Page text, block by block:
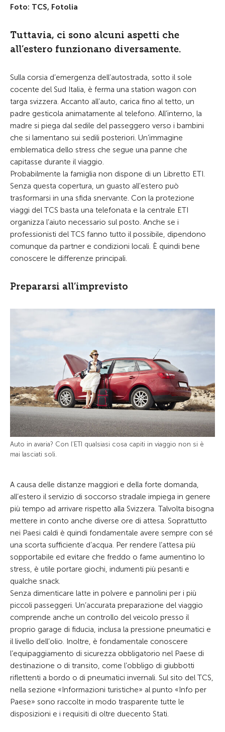
Foto: TCS, Fotolia
Tuttavia, ci sono alcuni aspetti che
all’estero funzionano diversamente.
Sulla corsia d’emergenza dell’autostrada, sotto il sole
cocente del Sud Italia, è ferma una station wagon con
targa svizzera. Accanto all’auto, carica fino al tetto, un
padre gesticola animatamente al telefono. All’interno, la
madre si piega dal sedile del passeggero verso i bambini
che si lamentano sui sedili posteriori. Un’immagine
emblematica dello stress che segue una panne che
capitasse durante il viaggio.
Probabilmente la famiglia non dispone di un Libretto ETI.
Senza questa copertura, un guasto all’estero può
trasformarsi in una sfida snervante. Con la protezione
viaggi del TCS basta una telefonata e la centrale ETI
organizza l’aiuto necessario sul posto. Anche se i
professionisti del TCS fanno tutto il possibile, dipendono
comunque da partner e condizioni locali. È quindi bene
conoscere le differenze principali.
Prepararsi all’imprevisto
Auto in avaria? Con l’ETI qualsiasi cosa capiti in viaggio non si è
mai lasciati soli.
A causa delle distanze maggiori e della forte domanda,
all’estero il servizio di soccorso stradale impiega in genere
più tempo ad arrivare rispetto alla Svizzera. Talvolta bisogna
mettere in conto anche diverse ore di attesa. Soprattutto
nei Paesi caldi è quindi fondamentale avere sempre con sé
una scorta sufficiente d’acqua. Per rendere l’attesa più
sopportabile ed evitare che freddo o fame aumentino lo
stress, è utile portare giochi, indumenti più pesanti e
qualche snack.
Senza dimenticare latte in polvere e pannolini per i più
piccoli passeggeri. Un’accurata preparazione del viaggio
comprende anche un controllo del veicolo presso il
proprio garage di fiducia, inclusa la pressione pneumatici e
il livello dell’olio. Inoltre, è fondamentale conoscere
l’equipaggiamento di sicurezza obbligatorio nel Paese di
destinazione o di transito, come l’obbligo di giubbotti
riflettenti a bordo o di pneumatici invernali. Sul sito del TCS,
nella sezione «Informazioni turistiche» al punto «Info per
Paese» sono raccolte in modo trasparente tutte le
disposizioni e i requisiti di oltre duecento Stati.